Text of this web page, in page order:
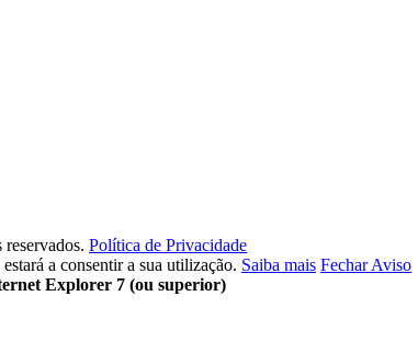
Política de Privacidade
a consentir a sua utilização. Saiba mais Fechar Aviso
Explorer 7 (ou superior)